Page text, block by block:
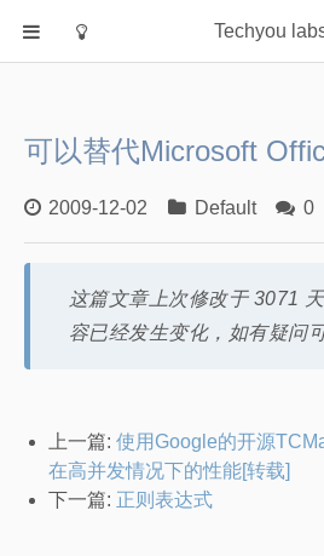
Techyou
Default
Linux/Unix
Database
Cloud
Networking
关于作者
可以替代Microsoft
2009-12-02 Default 0
这篇文章上次修改于 3071
容已经发生变化，如有疑问
上一篇: 使用Google的开源
在高并发情况下的性能[转载]
下一篇: 正则表达式